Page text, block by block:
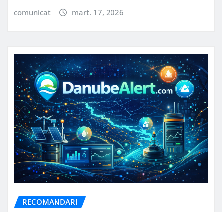
comunicat mart. 17, 2026
RECOMANDARI